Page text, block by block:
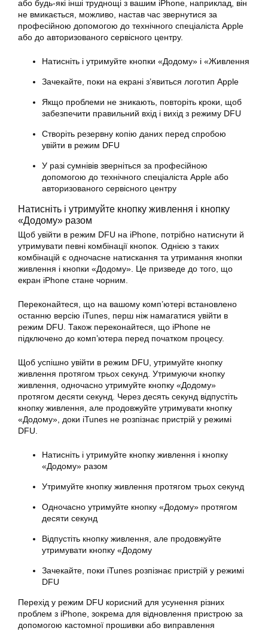
або будь-які інші труднощі з вашим iPhone, наприклад, він
не вмикається, можливо, настав час звернутися за
професійною допомогою до технічного спеціаліста Apple
або до авторизованого сервісного центру.
Натисніть і утримуйте кнопки «Додому» і «Живлення
Зачекайте, поки на екрані з’явиться логотип Apple
Якщо проблеми не зникають, повторіть кроки, щоб
забезпечити правильний вхід і вихід з режиму DFU
Створіть резервну копію даних перед спробою
увійти в режим DFU
У разі сумнівів зверніться за професійною
допомогою до технічного спеціаліста Apple або
авторизованого сервісного центру
Натисніть і утримуйте кнопку живлення і кнопку
«Додому» разом
Щоб увійти в режим DFU на iPhone, потрібно натиснути й
утримувати певні комбінації кнопок. Однією з таких
комбінацій є одночасне натискання та утримання кнопки
живлення і кнопки «Додому». Це призведе до того, що
екран iPhone стане чорним.
Переконайтеся, що на вашому комп’ютері встановлено
останню версію iTunes, перш ніж намагатися увійти в
режим DFU. Також переконайтеся, що iPhone не
підключено до комп’ютера перед початком процесу.
Щоб успішно увійти в режим DFU, утримуйте кнопку
живлення протягом трьох секунд. Утримуючи кнопку
живлення, одночасно утримуйте кнопку «Додому»
протягом десяти секунд. Через десять секунд відпустіть
кнопку живлення, але продовжуйте утримувати кнопку
«Додому», доки iTunes не розпізнає пристрій у режимі
DFU.
Натисніть і утримуйте кнопку живлення і кнопку
«Додому» разом
Утримуйте кнопку живлення протягом трьох секунд
Одночасно утримуйте кнопку «Додому» протягом
десяти секунд
Відпустіть кнопку живлення, але продовжуйте
утримувати кнопку «Додому
Зачекайте, поки iTunes розпізнає пристрій у режимі
DFU
Перехід у режим DFU корисний для усунення різних
проблем з iPhone, зокрема для відновлення пристрою за
допомогою кастомної прошивки або виправлення